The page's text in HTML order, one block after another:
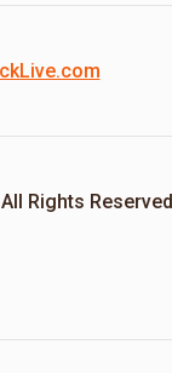
Rights Reserved